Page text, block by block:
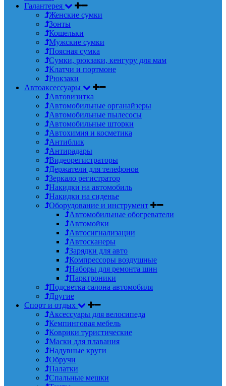
Галантерея
Женские сумки
Зонты
Кошельки
Мужские сумки
Поясная сумка
Сумки, рюкзаки, кенгуру для мам
Клатчи и портмоне
Рюкзаки
Автоаксессуары
Автовизитка
Автомобильные органайзеры
Автомобильные пылесосы
Автомобильные шторки
Автохимия и косметика
Антиблик
Антирадары
Видеорегистраторы
Держатели для телефонов
Зеркало регистратор
Накидки на автомобиль
Накидки на сиденье
Оборудование и инструмент
Автомобильные обогреватели
Автомойки
Автосигнализации
Автосканеры
Зарядки для авто
Компрессоры воздушные
Наборы для ремонта шин
Парктроники
Подсветка салона автомобиля
Другие
Спорт и отдых
Аксессуары для велосипеда
Кемпинговая мебель
Коврики туристические
Маски для плавания
Надувные круги
Обручи
Палатки
Спальные мешки